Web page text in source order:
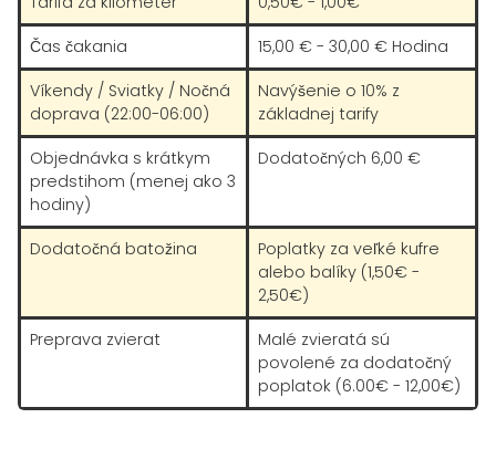
Čas čakania
15,00 € - 30,00 € Hodina
Víkendy / Sviatky / Nočná
doprava (22:00-06:00)
Navýšenie o 10% z
základnej tarify
Objednávka s krátkym
predstihom (menej ako 3
hodiny)
Dodatočných 6,00 €
Dodatočná batožina
Poplatky za veľké kufre
alebo balíky (1,50€ -
2,50€)
Preprava zvierat
Malé zvieratá sú
povolené za dodatočný
poplatok (6.00€ - 12,00€)